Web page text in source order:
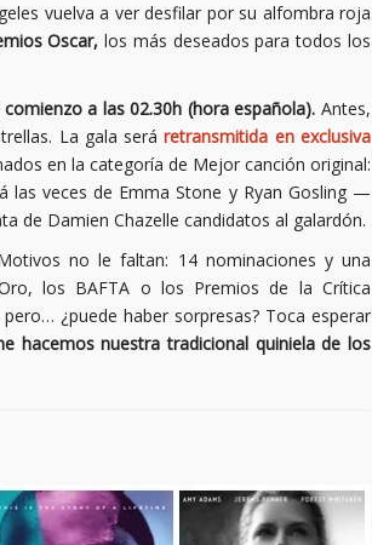
vuelva a ver desfilar por su alfombra roja
Oscar, los más deseados para todos los
a las 02.30h (hora española). Antes,
La gala seráretransmitida en exclusiva
en la categoría de Mejor canción original:
las veces de Emma Stone y Ryan Gosling —
de Damien Chazelle candidatos al galardón.
no le faltan: 14 nominaciones y una
los BAFTA o los Premios de la Crítica
¿puede haber sorpresas? Toca esperar
hacemos nuestra tradicional quiniela de los